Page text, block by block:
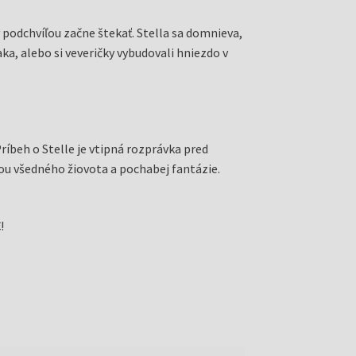
začne štekať. Stella sa domnieva,
alebo si veveričky vybudovali hniezdo v
o Stelle je vtipná rozprávka pred
všedného žiovota a pochabej fantázie.